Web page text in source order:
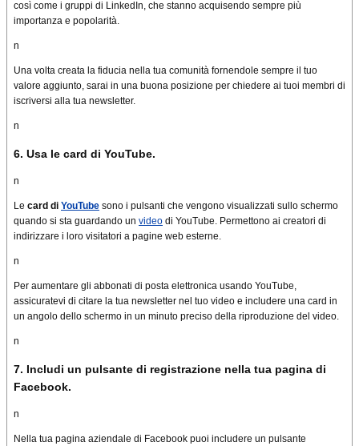
così come i gruppi di LinkedIn, che stanno acquisendo sempre più
importanza e popolarità.
n
Una volta creata la fiducia nella tua comunità fornendole sempre il tuo
valore aggiunto, sarai in una buona posizione per chiedere ai tuoi membri di
iscriversi alla tua newsletter.
n
6. Usa le card di YouTube.
n
Le card di YouTube sono i pulsanti che vengono visualizzati sullo schermo
quando si sta guardando un video di YouTube. Permettono ai creatori di
indirizzare i loro visitatori a pagine web esterne.
n
Per aumentare gli abbonati di posta elettronica usando YouTube,
assicuratevi di citare la tua newsletter nel tuo video e includere una card in
un angolo dello schermo in un minuto preciso della riproduzione del video.
n
7. Includi un pulsante di registrazione nella tua pagina di
Facebook.
n
Nella tua pagina aziendale di Facebook puoi includere un pulsante